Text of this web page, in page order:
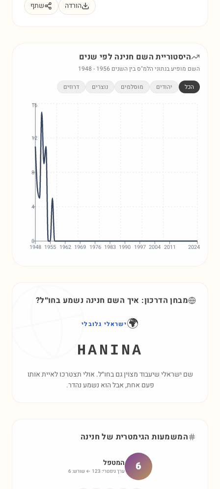
הורדה שתף
היסטוריית השם חנינה לפי שנים
השם מופיע בנתוני הלמ"ס בין השנים 1948 - 1956
הכל יהודים מוסלמים נוצרים דרוזים
1948 1955 1962 1969 1976 1983 1990 1997 2004 2011 2024
0
4
8
12
16
מבחן הדרכון: איך השם חנינה נשמע בחו״ל?
🌍ישראלי גלובלי
HANINA
שם ישראלי שיעבוד מצוין גם בחו״ל. אולי תצטרכו לאיית אותו
פעם אחת, אבל הוא נשמע נהדר.
המשמעות הגימטרית של חנינה
6 המטפל
ערך גימטרי: 123 ← שורש: 6